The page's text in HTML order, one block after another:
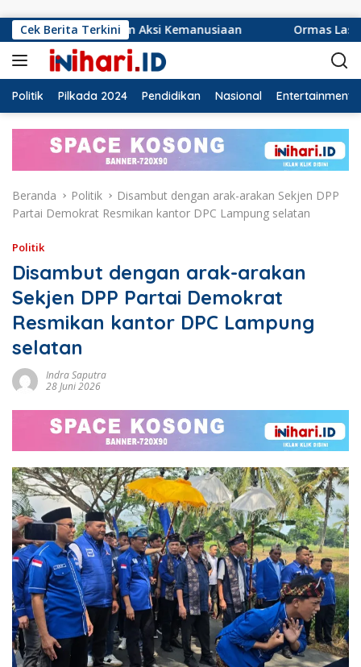
Cek Berita Terkini
Kemanusiaan Ormas Laskar Lampung dan Grib
Politik Pilkada 2024 Pendidikan Nasional Entertainment
Beranda Politik
Disambut dengan arak-arakan Sekjen DPP
Partai Demokrat Resmikan kantor DPC Lampung selatan
Politik
Disambut dengan arak-arakan
Sekjen DPP Partai Demokrat
Resmikan kantor DPC Lampung
selatan
Indra Saputra
28 Juni 2026